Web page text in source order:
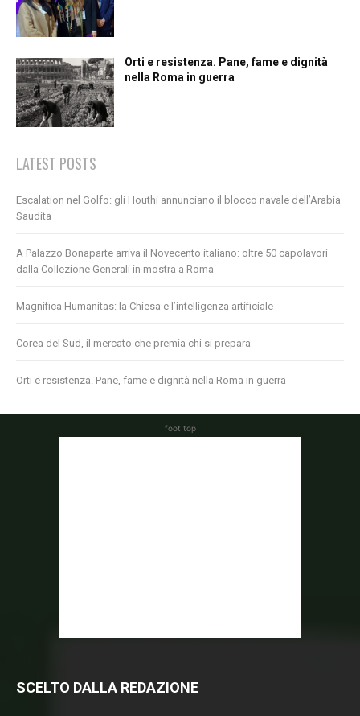
Orti e resistenza. Pane, fame e dignità
nella Roma in guerra
LATEST POSTS
Escalation nel Golfo: gli Houthi annunciano il blocco navale dell’Arabia
Saudita
A Palazzo Bonaparte arriva il Novecento italiano: oltre 50 capolavori
dalla Collezione Generali in mostra a Roma
Magnifica Humanitas: la Chiesa e l’intelligenza artificiale
Corea del Sud, il mercato che premia chi si prepara
Orti e resistenza. Pane, fame e dignità nella Roma in guerra
foot top
SCELTO DALLA REDAZIONE